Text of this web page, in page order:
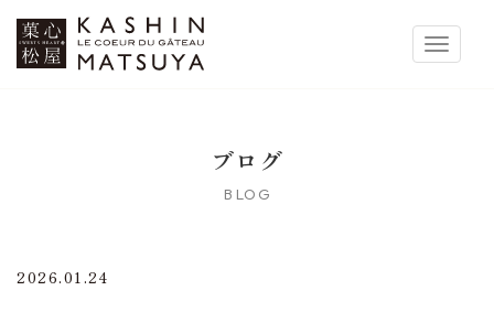
ブログ
BLOG
2026.01.24